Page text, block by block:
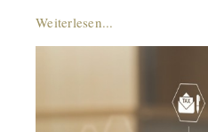
Weiterlesen...